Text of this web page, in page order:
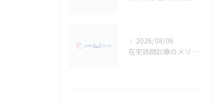
2026/08/06
在宅訪問診療のメリットと東京都江東区東雲で無理なく受ける方法